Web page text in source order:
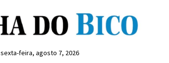
sexta-feira, agosto 7, 2026